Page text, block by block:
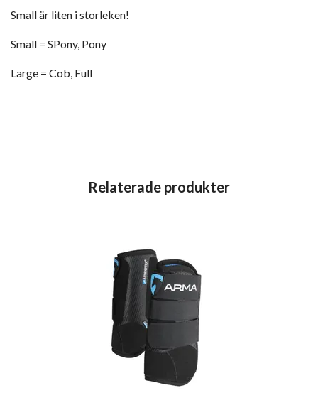
Small är liten i storleken!
Small = SPony, Pony
Large = Cob, Full